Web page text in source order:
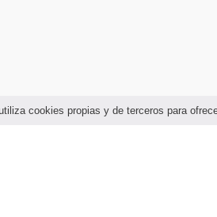
cookies propias y de terceros para